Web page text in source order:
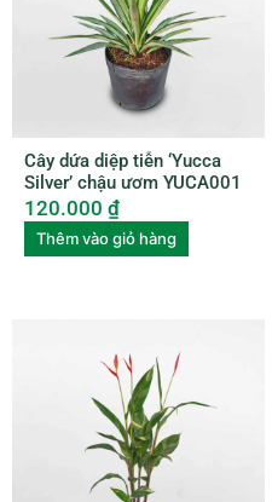
Cây dứa diệp tiễn ‘Yucca
Silver’ chậu ươm YUCA001
120.000 ₫
Thêm vào giỏ hàng